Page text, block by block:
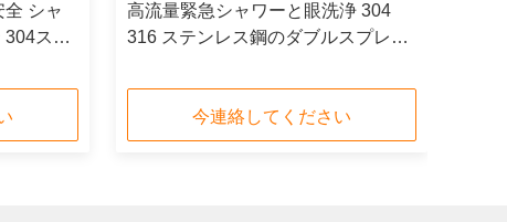
シャ
304ステ
高流量緊急シャワーと眼洗浄 304
316 ステンレス鋼のダブルスプレー
今連絡してください